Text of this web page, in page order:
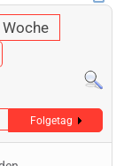
Folgetag